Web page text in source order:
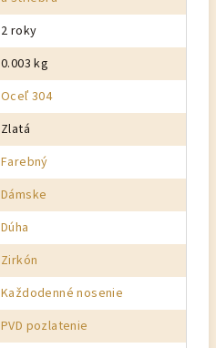
2 roky
0.003 kg
Oceľ 304
Zlatá
Farebný
Dámske
Dúha
Zirkón
Každodenné nosenie
PVD pozlatenie